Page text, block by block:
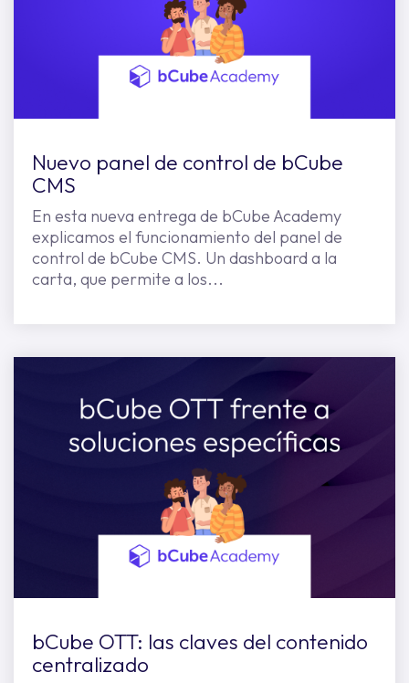
Nuevo panel de control de bCube
CMS
En esta nueva entrega de bCube Academy
explicamos el funcionamiento del panel de
control de bCube CMS. Un dashboard a la
carta, que permite a los...
bCube OTT: las claves del contenido
centralizado